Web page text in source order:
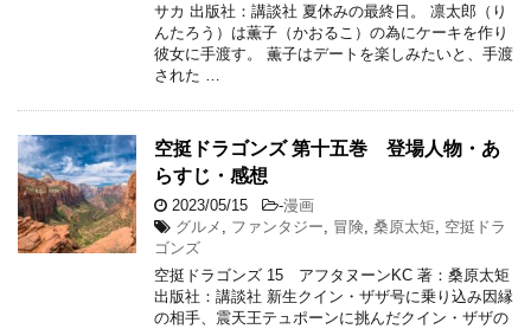
サカ 出版社：講談社 夏休みの最終日。 凛太郎（り
んたろう）は薫子（かおるこ）の為にケーキを作り
彼女に手渡す。 薫子はデートを楽しみたいと、手渡
された …
空挺ドラゴンズ 第十五巻 登場人物・あ
らすじ・感想
2023/05/15 -漫画
グルメ
ファンタジー 冒険 桑原太矩
空挺ドラ
ゴンズ
空挺ドラゴンズ 15 アフタヌーンKC 著：桑原太矩
出版社：講談社 新生クイン・ザザ号に乗り込み因縁
の相手、震天王テュポーンに挑んだクイン・ザザの